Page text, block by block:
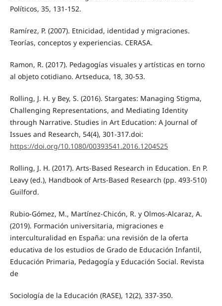
Políticos, 35, 131-152.
Ramírez, P. (2007). Etnicidad, identidad y migraciones.
Teorías, conceptos y experiencias. CERASA.
Ramon, R. (2017). Pedagogías visuales y artísticas en torno
al objeto cotidiano. Artseduca, 18, 30-53.
Rolling, J. H. y Bey, S. (2016). Stargates: Managing Stigma,
Challenging Representations, and Mediating Identity
through Narrative. Studies in Art Education: A Journal of
Issues and Research, 54(4), 301-317.doi:
https://doi.org/10.1080/00393541.2016.1204525
Rolling, J. H. (2017). Arts-Based Research in Education. En P.
Leavy (ed.), Handbook of Arts-Based Research (pp. 493-510)
Guilford.
Rubio-Gómez, M., Martínez-Chicón, R. y Olmos-Alcaraz, A.
(2019). Formación universitaria, migraciones e
interculturalidad en España: una revisión de la oferta
educativa de los estudios de Grado de Educación Infantil,
Educación Primaria, Pedagogía y Educación Social. Revista
de
Sociología de la Educación (RASE), 12(2), 337-350.